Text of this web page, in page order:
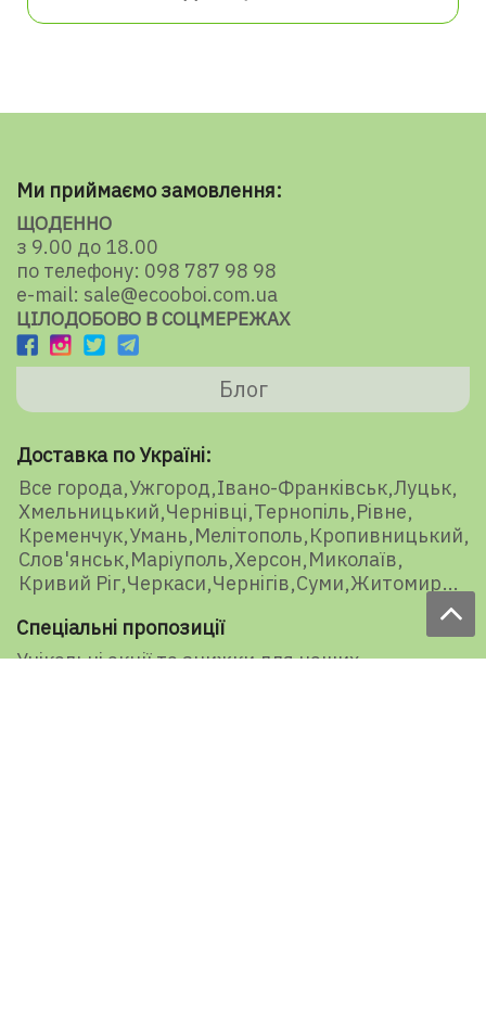
Ми приймаємо замовлення:
ЩОДЕННО
з 9.00 до 18.00
по телефону: 098 787 98 98
e-mail: sale@ecooboi.com.ua
ЦІЛОДОБОВО В СОЦМЕРЕЖАХ
Блог
Доставка по Україні:
Все города Ужгород Івано-Франківськ Луцьк
Хмельницький Чернівці Тернопіль Рівне
Кременчук Умань Мелітополь Кропивницький
Слов'янськ Маріуполь Херсон Миколаїв
Кривий Ріг Черкаси Чернігів Суми Житомир
Спеціальні пропозиції
Унікальні акції та знижки для наших